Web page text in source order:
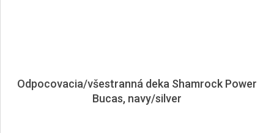
Odpocovacia/všestranná deka Shamrock Power
Bucas, navy/silver